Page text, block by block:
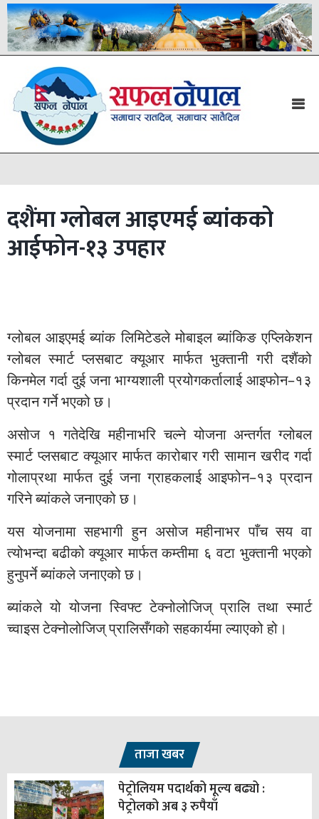
दशैंमा ग्लोबल आइएमई ब्यांकको
आईफोन-१३ उपहार
ग्लोबल आइएमई ब्यांक लिमिटेडले मोबाइल ब्यांकिङ एप्लिकेशन
ग्लोबल स्मार्ट प्लसबाट क्यूआर मार्फत भुक्तानी गरी दशैंको
किनमेल गर्दा दुई जना भाग्यशाली प्रयोगकर्तालाई आइफोन–१३
प्रदान गर्ने भएको छ।
असोज १ गतेदेखि महीनाभरि चल्ने योजना अन्तर्गत ग्लोबल
स्मार्ट प्लसबाट क्यूआर मार्फत कारोबार गरी सामान खरीद गर्दा
गोलाप्रथा मार्फत दुई जना ग्राहकलाई आइफोन–१३ प्रदान
गरिने ब्यांकले जनाएको छ।
यस योजनामा सहभागी हुन असोज महीनाभर पाँच सय वा
त्योभन्दा बढीको क्यूआर मार्फत कम्तीमा ६ वटा भुक्तानी भएको
हुनुपर्ने ब्यांकले जनाएको छ।
ब्यांकले यो योजना स्विफ्ट टेक्नोलोजिज् प्रालि तथा स्मार्ट
च्वाइस टेक्नोलोजिज् प्रालिसँगको सहकार्यमा ल्याएको हो।
ताजा खबर
पेट्रोलियम पदार्थको मूल्य बढ्यो :
पेट्रोलको अब ३ रुपैयाँ